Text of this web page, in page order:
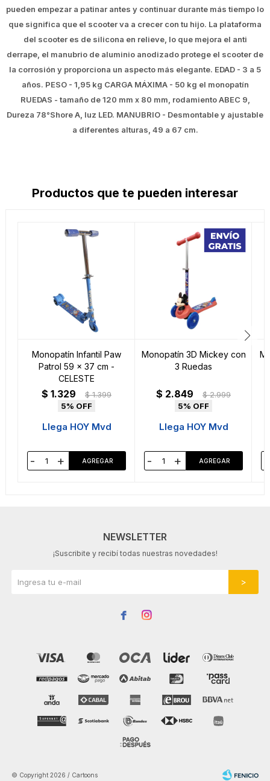
pueden empezar a patinar antes y continuar durante más tiempo lo
que significa que el scooter va a crecer con tu hijo. La plataforma
del scooter es de silicona en relieve, lo que mejora el anti
derrape, el manubrio de aluminio anodizado protege el scooter de
la corrosión y proporciona un aspecto más elegante. EDAD - 3 a 5
años. PESO - 1,95 kg CARGA MÁXIMA - 50 kg el monopatín
RUEDAS - tamaño de 120 mm x 80 mm, rodamiento ABEC 9,
Dureza 78°Shore A, luz LED. MANUBRIO - Desmontable y ajustable
a diferentes alturas, 49 a 67 cm.
Productos que te pueden interesar
Monopatín Infantil Paw
Patrol 59 x 37 cm -
CELESTE
$ 1.329 $ 1.399
5
Llega HOY Mvd
- +
Monopatín 3D Mickey con
3 Ruedas
$ 2.849 $ 2.999
5
Llega HOY Mvd
- +
NEWSLETTER
¡Suscribite y recibí todas nuestras novedades!
 
© Copyright 2026 / Cartoons